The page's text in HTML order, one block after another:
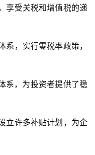
享受关税和增值税的递
，实行零税率政策，
系，为投资者提供了稳
立许多补贴计划，为企